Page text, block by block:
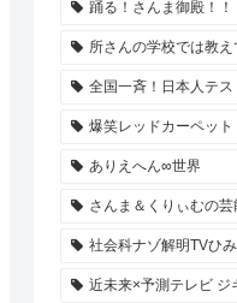
踊る！さんま御殿！！
所さんの学校では教
全国一斉！日本人テス
爆笑レッドカーペット
ありえへん∞世界
さんま＆くりぃむの
社会科ナゾ解明TVひ
近未来×予測テレビ ジ